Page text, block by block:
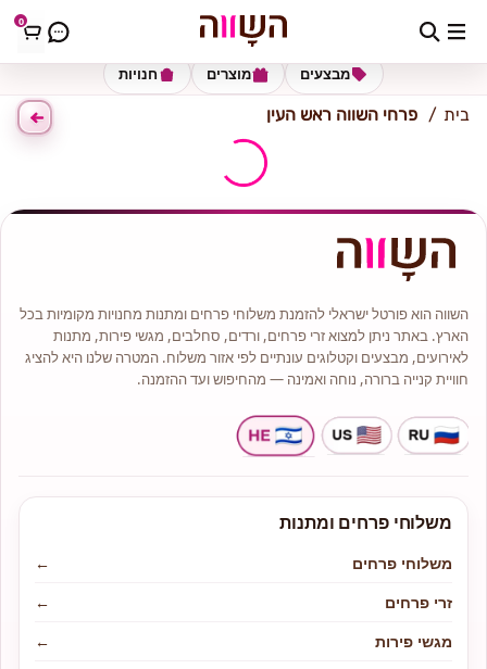
0 כתובת למשלוח הזינו כתובת
חנויות מוצרים מבצעים
בית פרחי השווה ראש העין
השווה הוא פורטל ישראלי להזמנת משלוחי פרחים ומתנות מחנויות מקומיות בכל
הארץ. באתר ניתן למצוא זרי פרחים, ורדים, סחלבים, מגשי פירות, מתנות
לאירועים, מבצעים וקטלוגים עונתיים לפי אזור משלוח. המטרה שלנו היא להציג
חוויית קנייה ברורה, נוחה ואמינה — מהחיפוש ועד ההזמנה.
משלוחי פרחים ומתנות
משלוחי פרחים
←
זרי פרחים
←
מגשי פירות
←